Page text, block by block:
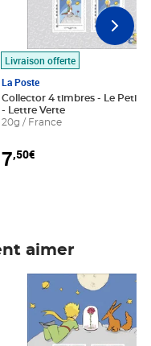
au panier
Livraison offerte
La Poste
Collector 4 timbres - Le Petit
- Lettre Verte
20g / France
7,50€
aimer
Prix 7,50€